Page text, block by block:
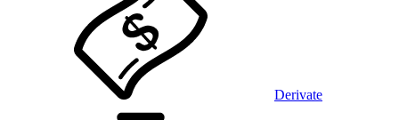
Derivate